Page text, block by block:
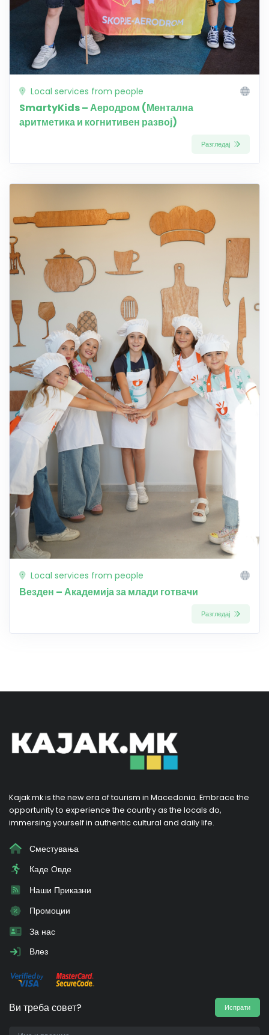
Local services from people
SmartyKids – Аеродром (Ментална
аритметика и когнитивен развој)
Разгледај
Local services from people
Везден – Академија за млади готвачи
Разгледај
Kajak.mk is the new era of tourism in Macedonia. Embrace the
opportunity to experience the country as the locals do,
immersing yourself in authentic cultural and daily life.
Сместувања
Каде Овде
Наши Приказни
Промоции
За нас
Влез
Ви треба совет? Испрати